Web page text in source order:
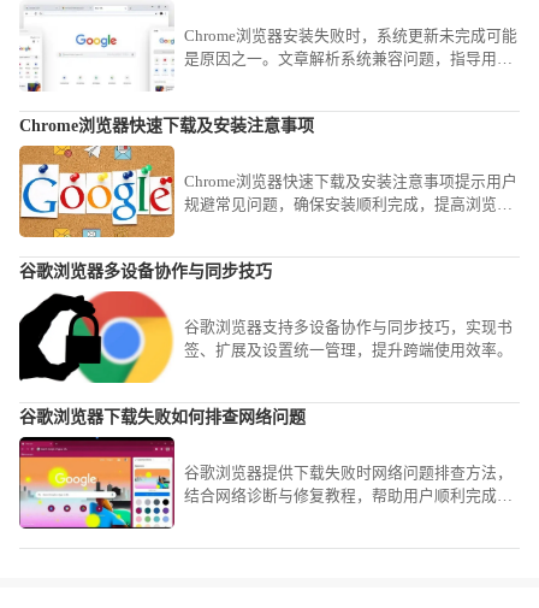
Chrome浏览器安装失败时，系统更新未完成可能
是原因之一。文章解析系统兼容问题，指导用户
Chrome浏览器快速下载及安装注意事项
Chrome浏览器快速下载及安装注意事项提示用户
规避常见问题，确保安装顺利完成，提高浏览器
谷歌浏览器多设备协作与同步技巧
谷歌浏览器支持多设备协作与同步技巧，实现书
签、扩展及设置统一管理，提升跨端使用效率。
谷歌浏览器下载失败如何排查网络问题
谷歌浏览器提供下载失败时网络问题排查方法，
结合网络诊断与修复教程，帮助用户顺利完成下